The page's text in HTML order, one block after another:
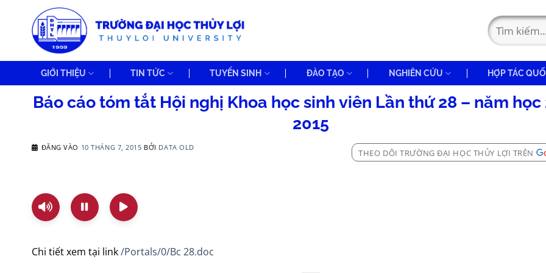
GIỚI THIỆU TIN TỨC TUYỂN SINH ĐÀO TẠO NGHIÊN CỨU HỢP TÁC
Báo cáo tóm tắt Hội nghị Khoa học sinh viên Lần thứ 28 – năm học
2015
ĐĂNG VÀO 10 THÁNG 7, 2015 BỞI DATA OLD
THEO DÕI TRƯỜNG ĐẠI HỌC THỦY LỢI TRÊN
Chi tiết xem tại link/Portals/0/Bc 28.doc